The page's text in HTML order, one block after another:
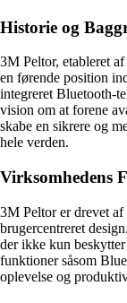
Historie og
3M Peltor, etableret
en førende position
integreret Bluetooth-
vision om at forene
skabe en sikrere og
hele verden.
Virksomhedens
3M Peltor er drevet
brugercentreret
der ikke kun beskytter
funktioner såsom
oplevelse og